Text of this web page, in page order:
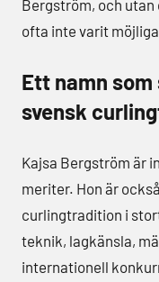
Bergström, och utan
ofta inte varit
Ett namn
svensk
Kajsa Bergström är
meriter. Hon är
curlingtradition i
teknik, lagkänsla,
internationell